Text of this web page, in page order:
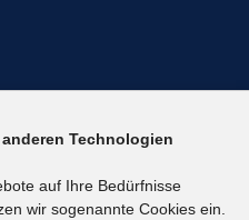
Technologien
auf Ihre Bedürfnisse
wir sogenannte Cookies ein.